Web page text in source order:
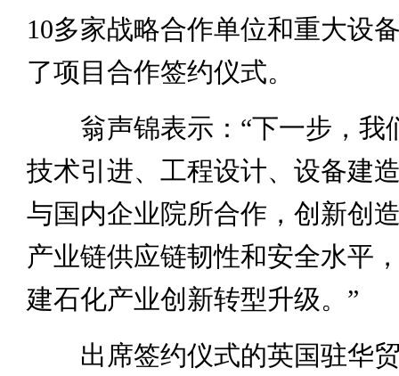
10多家战略合作单位和重大设
了项目合作签约仪式。
翁声锦表示：“下一步，我
技术引进、工程设计、设备建
与国内企业院所合作，创新创
产业链供应链韧性和安全水平
建石化产业创新转型升级。”
出席签约仪式的英国驻华贸